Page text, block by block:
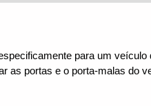
para um veículo
as portas e o porta-malas do